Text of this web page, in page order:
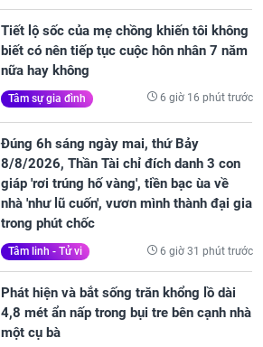
Tiết lộ sốc của mẹ chồng khiến tôi không
biết có nên tiếp tục cuộc hôn nhân 7 năm
nữa hay không
Tâm sự gia đình 6 giờ 16 phút trước
Đúng 6h sáng ngày mai, thứ Bảy
8/8/2026, Thần Tài chỉ đích danh 3 con
giáp 'rơi trúng hố vàng', tiền bạc ùa về
nhà 'như lũ cuốn', vươn mình thành đại gia
trong phút chốc
Tâm linh - Tử vi 6 giờ 31 phút trước
Phát hiện và bắt sống trăn khổng lồ dài
4,8 mét ẩn nấp trong bụi tre bên cạnh nhà
một cụ bà